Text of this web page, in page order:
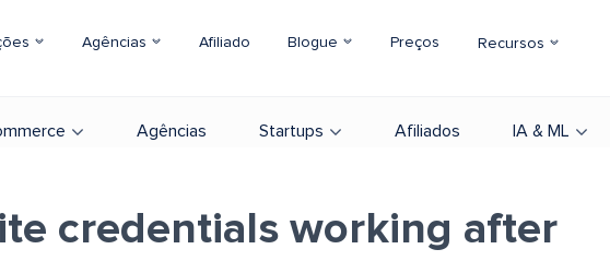
Agências Afiliado Blogue Preços Recursos
Agências Startups Afiliados IA & ML
credentials working after